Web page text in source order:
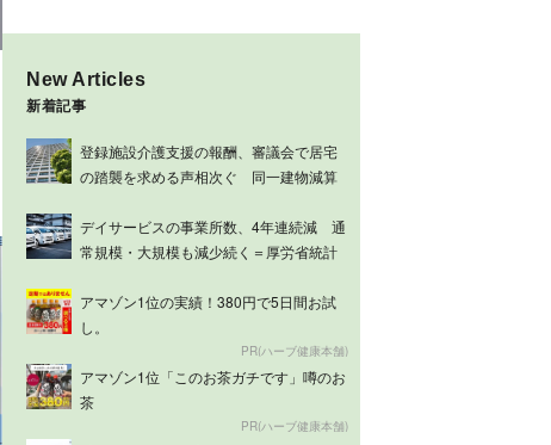
New Articles
新着記事
登録施設介護支援の報酬、審議会で居宅
の踏襲を求める声相次ぐ 同一建物減算
デイサービスの事業所数、4年連続減 通
常規模・大規模も減少続く＝厚労省統計
アマゾン1位の実績！380円で5日間お試
し。
PR(ハーブ健康本舗)
アマゾン1位「このお茶ガチです」噂のお
茶
PR(ハーブ健康本舗)